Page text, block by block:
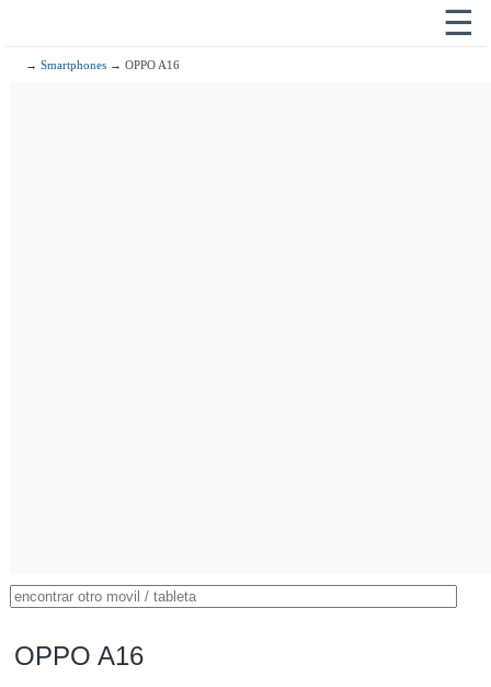
☰
→Smartphones → OPPO A16
OPPO A16